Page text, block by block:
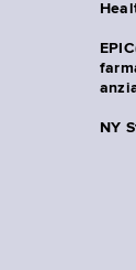
NY